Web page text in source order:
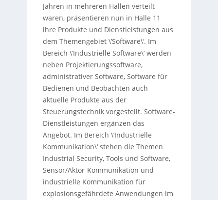
Jahren in mehreren Hallen verteilt
waren, präsentieren nun in Halle 11
ihre Produkte und Dienstleistungen aus
dem Themengebiet \’Software\‘. Im
Bereich \’Industrielle Software\‘ werden
neben Projektierungssoftware,
administrativer Software, Software für
Bedienen und Beobachten auch
aktuelle Produkte aus der
Steuerungstechnik vorgestellt. Software-
Dienstleistungen ergänzen das
Angebot. Im Bereich \’Industrielle
Kommunikation\‘ stehen die Themen
Industrial Security, Tools und Software,
Sensor/Aktor-Kommunikation und
industrielle Kommunikation für
explosionsgefährdete Anwendungen im